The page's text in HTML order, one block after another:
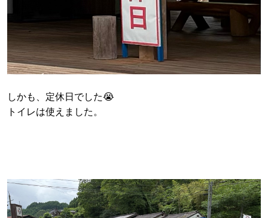
しかも、定休日でした😭
トイレは使えました。